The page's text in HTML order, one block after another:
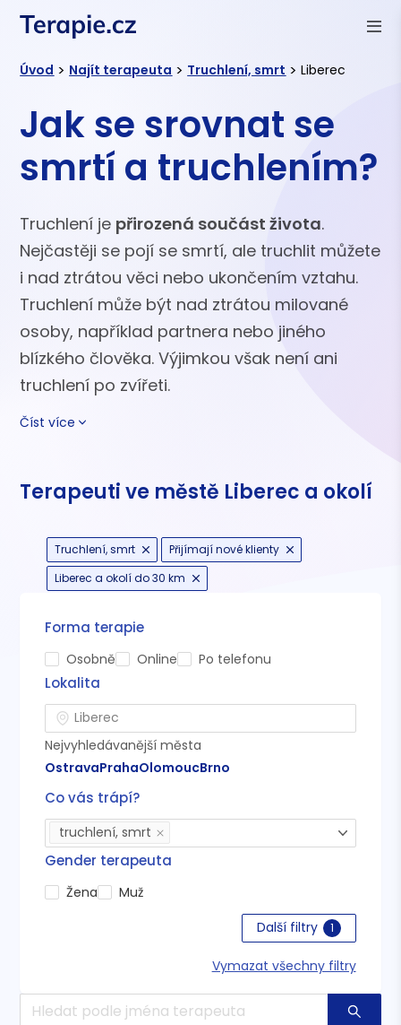
Úvod > Najít terapeuta > Truchlení, smrt > Liberec
Jak se srovnat se
smrtí a truchlením?
Truchlení je přirozená součást života.
Nejčastěji se pojí se smrtí, ale truchlit můžete
i nad ztrátou věci nebo ukončením vztahu.
Truchlení může být nad ztrátou milované
osoby, například partnera nebo jiného
blízkého člověka. Výjimkou však není ani
truchlení po zvířeti.
Číst více
Terapeuti ve městě Liberec a okolí
Forma terapie
Osobně Online Po telefonu
Lokalita
Nejvyhledávanější města
OstravaPrahaOlomoucBrno
Co vás trápí?
truchlení, smrt
Gender terapeuta
Žena
Muž
Další filtry
1
Vymazat všechny filtry
Truchlení, smrt
Přijímají nové klienty
Liberec a okolí do 30 km